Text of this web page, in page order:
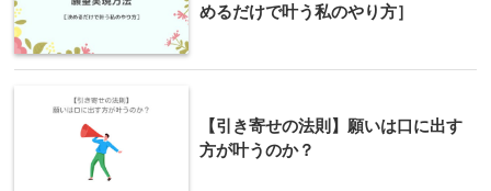
めるだけで叶う私のやり方］
【引き寄せの法則】願いは口に出す
方が叶うのか？